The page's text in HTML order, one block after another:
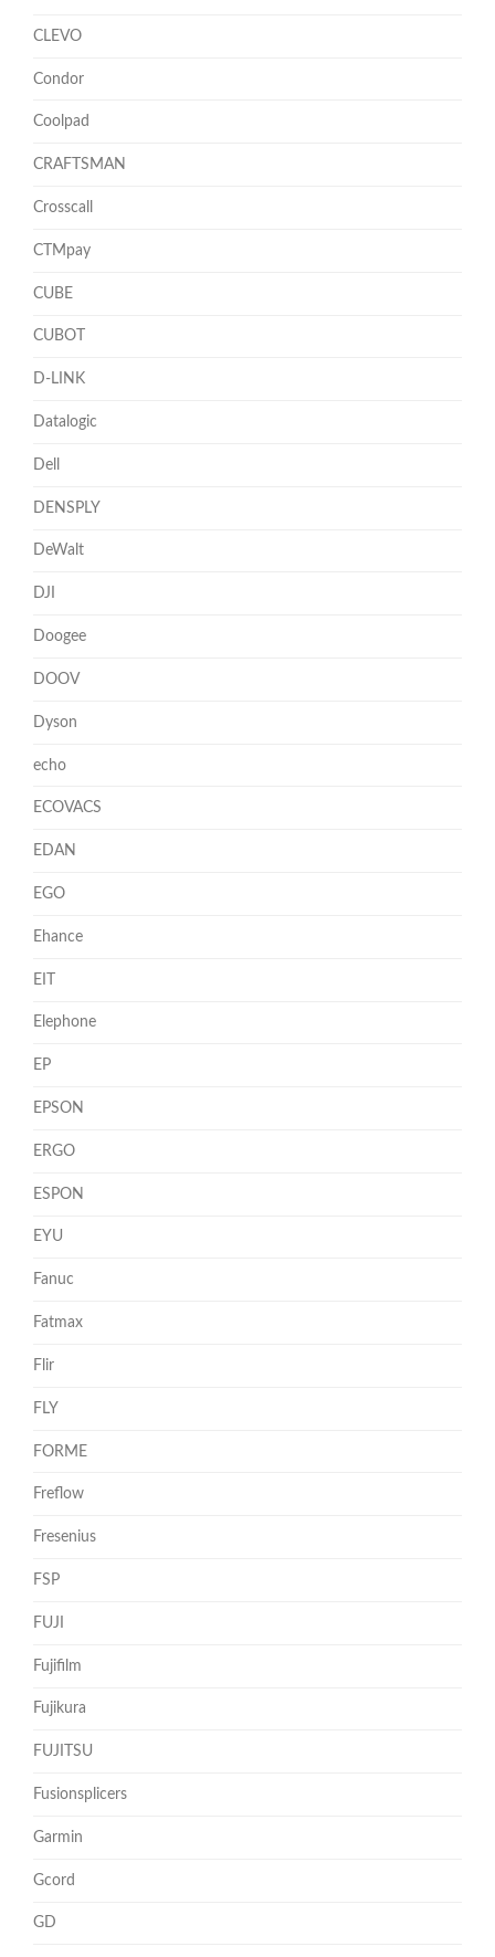
CLEVO
Condor
Coolpad
CRAFTSMAN
Crosscall
CTMpay
CUBE
CUBOT
D-LINK
Datalogic
Dell
DENSPLY
DeWalt
DJI
Doogee
DOOV
Dyson
echo
ECOVACS
EDAN
EGO
Ehance
EIT
Elephone
EP
EPSON
ERGO
ESPON
EYU
Fanuc
Fatmax
Flir
FLY
FORME
Freflow
Fresenius
FSP
FUJI
Fujifilm
Fujikura
FUJITSU
Fusionsplicers
Garmin
Gcord
GD